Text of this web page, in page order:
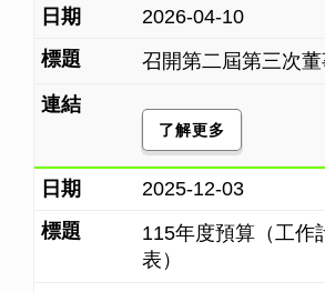
2026-04-10
召開第二屆第三次
了解更多
2025-12-03
115年度預算（工作
表）